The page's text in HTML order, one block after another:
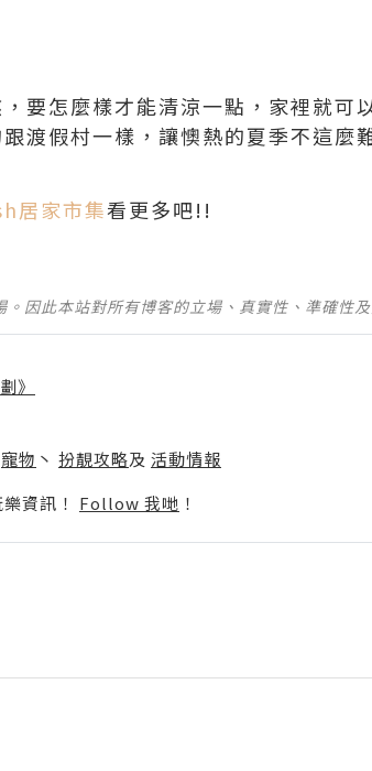
要怎麼樣才能清涼一點，家裡就可
渡假村一樣，讓懊熱的夏季不這麼
居家市集看更多吧!!
因此本站對所有博客的立場、真實性、準確性
》
寵物 丶 扮靚攻略及 活動情報
資訊！ Follow 我哋 ！